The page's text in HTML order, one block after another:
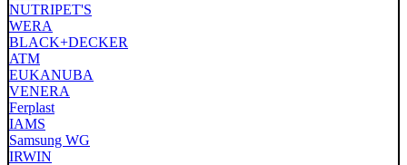
NUTRIPET'S
WERA
BLACK+DECKER
ATM
EUKANUBA
VENERA
Ferplast
IAMS
Samsung WG
IRWIN